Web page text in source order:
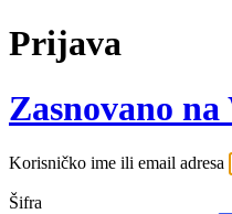
Prijava
Zasnovano na
Korisničko ime ili email adresa
Šifra